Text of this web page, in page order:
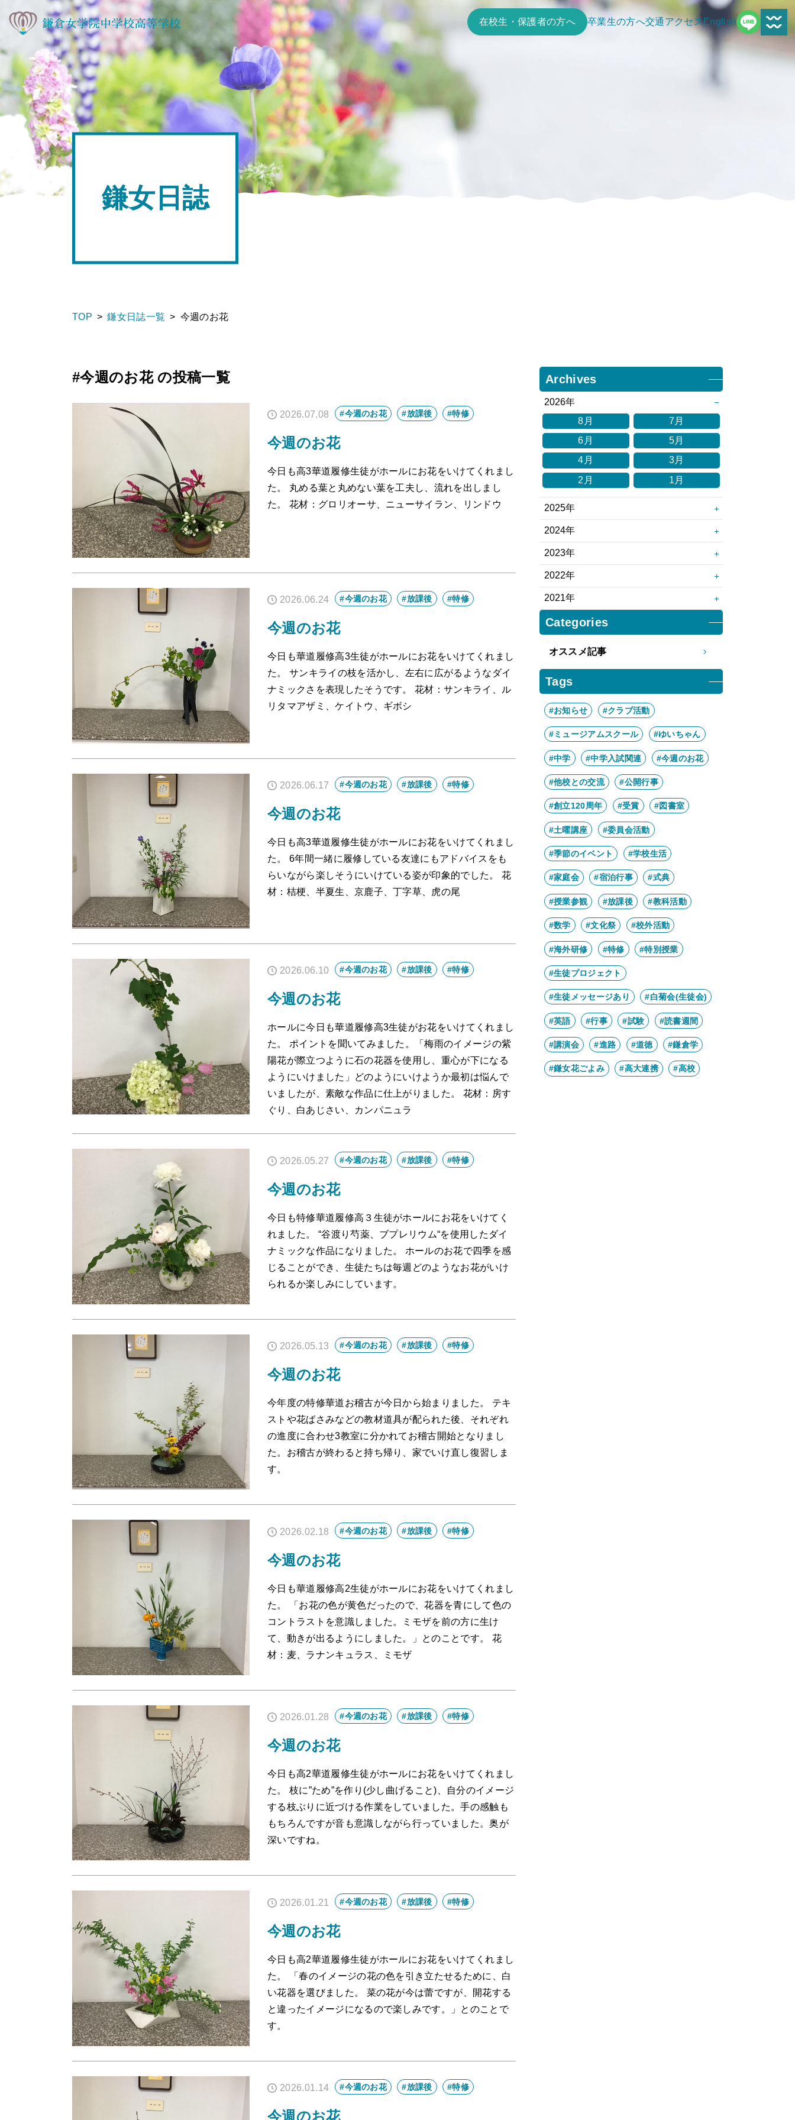
在校生・保護者の方へ 卒業生の方へ交通アクセスEnglish
新着情報一覧 受験生の方へ
鎌女の教育 学校生活
よくある質問
鎌女日誌
TOP 鎌女日誌一覧 今週のお花
#今週のお花 の投稿一覧
2026.07.08 #今週のお花 #放課後 #特修
今週のお花
今日も高3華道履修生徒がホールにお花をいけてくれまし
た。 丸める葉と丸めない葉を工夫し、流れを出しまし
た。 花材：グロリオーサ、ニューサイラン、リンドウ
2026.06.24 #今週のお花 #放課後 #特修
今週のお花
今日も華道履修高3生徒がホールにお花をいけてくれまし
た。 サンキライの枝を活かし、左右に広がるようなダイ
ナミックさを表現したそうです。 花材：サンキライ、ル
リタマアザミ、ケイトウ、ギボシ
2026.06.17 #今週のお花 #放課後 #特修
今週のお花
今日も高3華道履修生徒がホールにお花をいけてくれまし
た。 6年間一緒に履修している友達にもアドバイスをも
らいながら楽しそうにいけている姿が印象的でした。 花
材：桔梗、半夏生、京鹿子、丁字草、虎の尾
2026.06.10 #今週のお花 #放課後 #特修
今週のお花
ホールに今日も華道履修高3生徒がお花をいけてくれまし
た。 ポイントを聞いてみました。「梅雨のイメージの紫
陽花が際立つように石の花器を使用し、重心が下になる
ようにいけました」どのようにいけようか最初は悩んで
いましたが、素敵な作品に仕上がりました。 花材：房す
ぐり、白あじさい、カンパニュラ
2026.05.27 #今週のお花 #放課後 #特修
今週のお花
今日も特修華道履修高３生徒がホールにお花をいけてく
れました。 “谷渡り芍薬、ブプレリウム“を使用したダイ
ナミックな作品になりました。 ホールのお花で四季を感
じることができ、生徒たちは毎週どのようなお花がいけ
られるか楽しみにしています。
2026.05.13 #今週のお花 #放課後 #特修
今週のお花
今年度の特修華道お稽古が今日から始まりました。 テキ
ストや花ばさみなどの教材道具が配られた後、それぞれ
の進度に合わせ3教室に分かれてお稽古開始となりまし
た。お稽古が終わると持ち帰り、家でいけ直し復習しま
す。
2026.02.18 #今週のお花 #放課後 #特修
今週のお花
今日も華道履修高2生徒がホールにお花をいけてくれまし
た。 「お花の色が黄色だったので、花器を青にして色の
コントラストを意識しました。ミモザを前の方に生け
て、動きが出るようにしました。」とのことです。 花
材：麦、ラナンキュラス、ミモザ
2026.01.28 #今週のお花 #放課後 #特修
今週のお花
今日も高2華道履修生徒がホールにお花をいけてくれまし
た。 枝に”ため”を作り(少し曲げること)、自分のイメージ
する枝ぶりに近づける作業をしていました。手の感触も
もちろんですが音も意識しながら行っていました。奥が
深いですね。
2026.01.21 #今週のお花 #放課後 #特修
今週のお花
今日も高2華道履修生徒がホールにお花をいけてくれまし
た。 「春のイメージの花の色を引き立たせるために、白
い花器を選びました。 菜の花が今は蕾ですが、開花する
と違ったイメージになるので楽しみです。」とのことで
す。
2026.01.14 #今週のお花 #放課後 #特修
今週のお花
Archives
2026年
8月
7月
6月
5月
4月
3月
2月
1月
2025年
8月
7月
6月
5月
2月
2024年
8月
7月
6月
5月
4月
2月
2023年
8月
7月
4月
2月
1月
2022年
8月
7月
6月
2月
1月
2021年
12月
10月
9月
8月
4月
3月
2月
Categories
オススメ記事
Tags
#お知らせ #クラブ活動
#ミュージアムスクール #ゆいちゃん
#中学 #中学入試関連 #今週のお花
#他校との交流 #公開行事
#創立120周年 #受賞 #図書室
#土曜講座 #委員会活動
#季節のイベント #学校生活
#家庭会 #宿泊行事 #式典
#授業参観 #放課後 #教科活動
#数学 #文化祭 #校外活動
#海外研修 #特修 #特別授業
#生徒プロジェクト
#生徒メッセージあり #白菊会(生徒会)
#英語 #行事 #試験 #読書週間
#講演会 #進路 #道徳 #鎌倉学
#鎌女花ごよみ #高大連携 #高校